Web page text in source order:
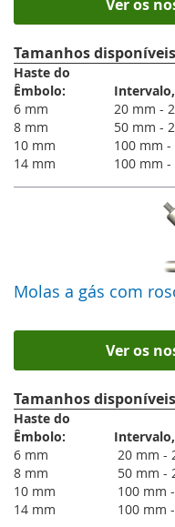
A gama de molas a gás
alterar a velocidade ou o
Ver os
Tamanhos
Haste do
Êmbolo:
6 mm
20 mm -
8 mm
50 mm -
10 mm
100 mm
14 mm
100 mm
Molas a gás com
Ver os
Tamanhos
Haste do
Êmbolo:
6 mm
20 mm -
8 mm
50 mm -
10 mm
100 mm
14 mm
100 mm